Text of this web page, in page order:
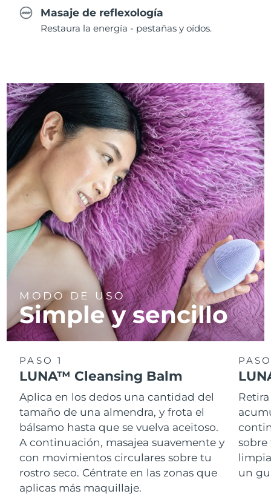
Masaje de reflexología
Restaura la energía - pestañas y oídos.
MODO DE USO
Simple y sencillo
PASO 1
LUNA™ Cleansing Balm
Aplica en los dedos una cantidad del
tamaño de una almendra, y frota el
bálsamo hasta que se vuelva aceitoso.
A continuación, masajea suavemente y
con movimientos circulares sobre tu
rostro seco. Céntrate en las zonas que
aplicas más maquillaje.
un